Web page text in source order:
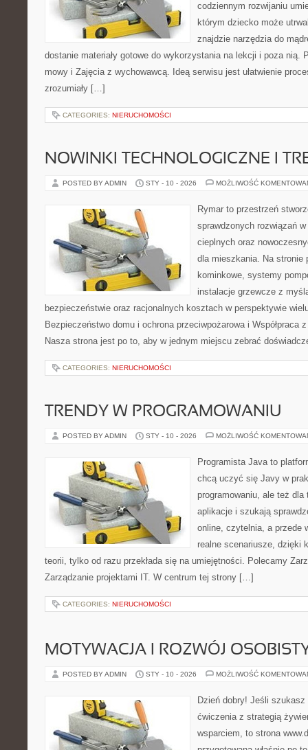
codziennym rozwijaniu
którym dziecko może
znajdzie narzędzia do
dostanie materiały gotowe do wykorzystania na lekcji i poza nią.
mowy i Zajęcia z wychowawcą. Ideą serwisu jest ułatwienie
zrozumiały […]
CATEGORIES: NIERUCHOMOŚCI
NOWINKI TECHNOLOGICZNE I
POSTED BY ADMIN STY - 10 - 2026 MOŻLIWOŚĆ
Rymar to przestrzeń
sprawdzonych rozwiązań
cieplnych oraz
dla mieszkania. Na stronie
kominkowe, systemy
instalacje grzewcze z
bezpieczeństwie oraz racjonalnych kosztach w perspektywie
Bezpieczeństwo domu i ochrona przeciwpożarowa i Współpraca
Nasza strona jest po to, aby w jednym miejscu zebrać
CATEGORIES: NIERUCHOMOŚCI
TRENDY W PROGRAMOWANIU
POSTED BY ADMIN STY - 10 - 2026 MOŻLIWOŚĆ
Programista Java to
chcą uczyć się Javy w
programowaniu, ale też
aplikacje i szukają
online, czytelnia, a przede
realne scenariusze, dzięki
teorii, tylko od razu przekłada się na umiejętności. Polecamy
Zarządzanie projektami IT. W centrum tej strony […]
CATEGORIES: NIERUCHOMOŚCI
MOTYWACJA I ROZWÓJ
POSTED BY ADMIN STY - 10 - 2026 MOŻLIWOŚĆ
Dzień dobry! Jeśli
ćwiczenia z strategią
wsparciem, to strona